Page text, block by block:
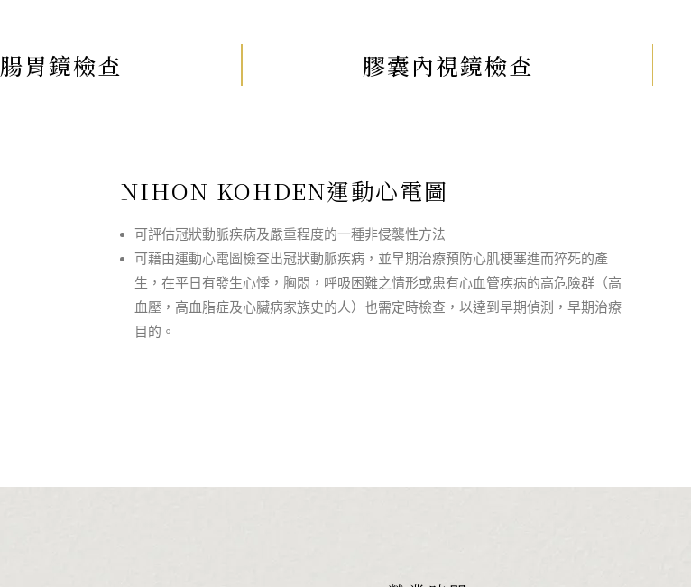
腸胃鏡檢查 膠囊內視鏡檢查
NIHON KOHDEN運動心電圖
可評估冠狀動脈疾病及嚴重程度的一種非侵襲性方法
可藉由運動心電圖檢查出冠狀動脈疾病，並早期治療預防心肌梗塞進而猝死的產
生，在平日有發生心悸，胸悶，呼吸困難之情形或患有心血管疾病的高危險群（高
血壓，高血脂症及心臟病家族史的人）也需定時檢查，以達到早期偵測，早期治療
目的。